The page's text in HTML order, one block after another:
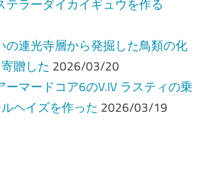
テラーダイカイギュウを作る
の連光寺層から発掘した鳥類の化
贈した 2026/03/20
ーマードコア6のV.IV ラスティの乗
ヘイズを作った 2026/03/19